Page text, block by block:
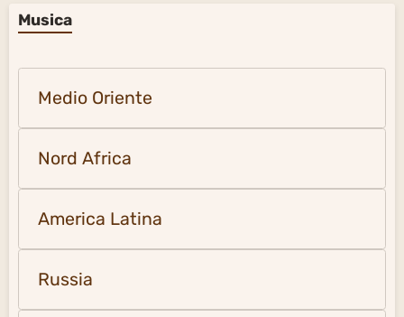
Musica
Medio Oriente
Nord Africa
America Latina
Russia